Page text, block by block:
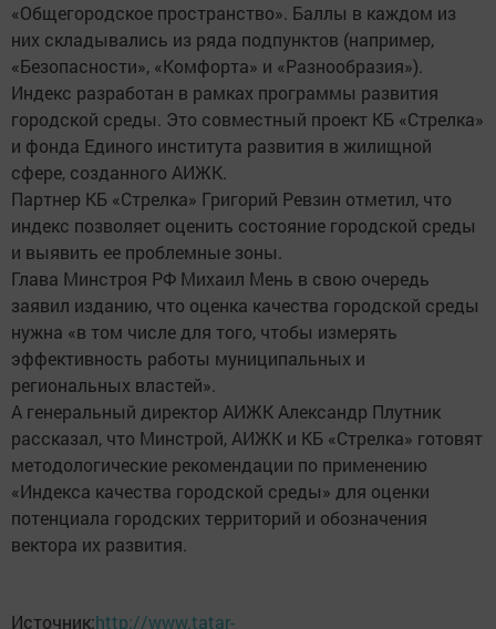
«Общегородское пространство». Баллы в каждом из
них складывались из ряда подпунктов (например,
«Безопасности», «Комфорта» и «Разнообразия»).
Индекс разработан в рамках программы развития
городской среды. Это совместный проект КБ «Стрелка»
и фонда Единого института развития в жилищной
сфере, созданного АИЖК.
Партнер КБ «Стрелка» Григорий Ревзин отметил, что
индекс позволяет оценить состояние городской среды
и выявить ее проблемные зоны.
Глава Минстроя РФ Михаил Мень в свою очередь
заявил изданию, что оценка качества городской среды
нужна «в том числе для того, чтобы измерять
эффективность работы муниципальных и
региональных властей».
А генеральный директор АИЖК Александр Плутник
рассказал, что Минстрой, АИЖК и КБ «Стрелка» готовят
методологические рекомендации по применению
«Индекса качества городской среды» для оценки
потенциала городских территорий и обозначения
вектора их развития.
Источник:http://www.tatar-